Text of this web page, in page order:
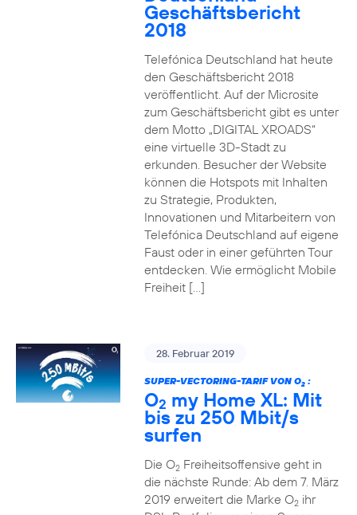
Geschäftsbericht
2018
Telefónica Deutschland hat heute
den Geschäftsbericht 2018
veröffentlicht. Auf der Microsite
zum Geschäftsbericht gibt es unter
dem Motto „DIGITAL XROADS“
eine virtuelle 3D-Stadt zu
erkunden. Besucher der Website
können die Hotspots mit Inhalten
zu Strategie, Produkten,
Innovationen und Mitarbeitern von
Telefónica Deutschland auf eigene
Faust oder in einer geführten Tour
entdecken. Wie ermöglicht Mobile
Freiheit […]
28. Februar 2019
SUPER-VECTORING-TARIF VON O2:
O2 my Home XL: Mit
bis zu 250 Mbit/s
surfen
Die O2Freiheitsoffensive geht in
die nächste Runde: Ab dem 7. März
2019 erweitert die Marke O2ihr